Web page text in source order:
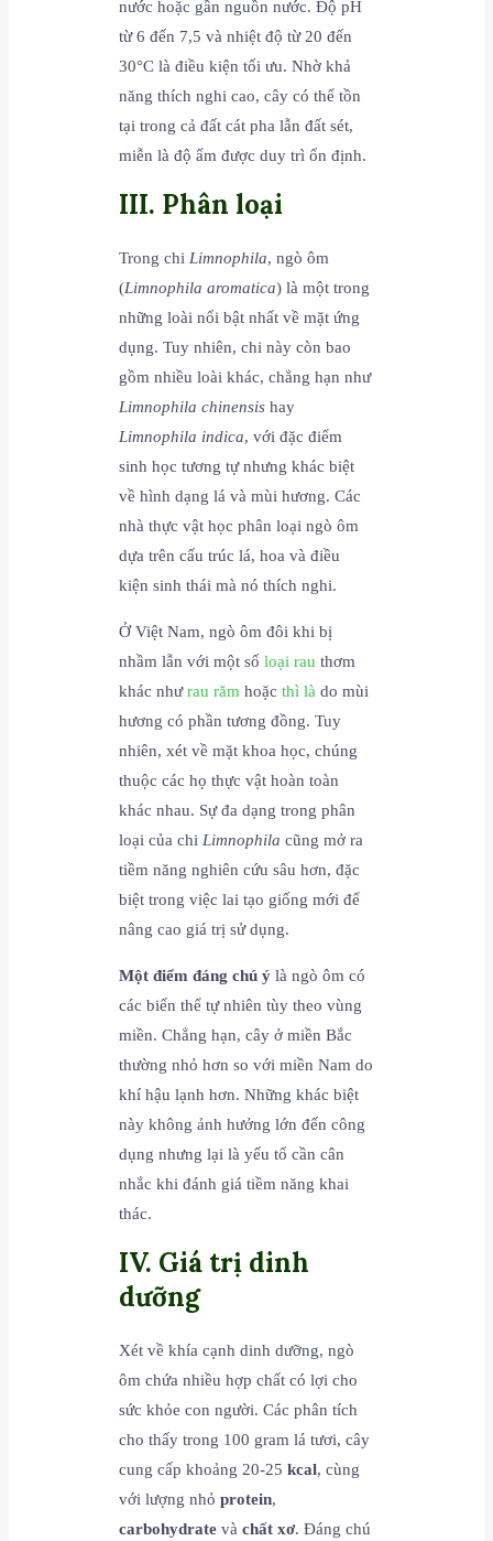
nước hoặc gần nguồn nước. Độ pH
từ 6 đến 7,5 và nhiệt độ từ 20 đến
30°C là điều kiện tối ưu. Nhờ khả
năng thích nghi cao, cây có thể tồn
tại trong cả đất cát pha lẫn đất sét,
miễn là độ ẩm được duy trì ổn định.
III. Phân loại
Trong chi Limnophila, ngò ôm
(Limnophila aromatica) là một trong
những loài nổi bật nhất về mặt ứng
dụng. Tuy nhiên, chi này còn bao
gồm nhiều loài khác, chẳng hạn như
Limnophila chinensis hay
Limnophila indica, với đặc điểm
sinh học tương tự nhưng khác biệt
về hình dạng lá và mùi hương. Các
nhà thực vật học phân loại ngò ôm
dựa trên cấu trúc lá, hoa và điều
kiện sinh thái mà nó thích nghi.
Ở Việt Nam, ngò ôm đôi khi bị
nhầm lẫn với một sốloại rau thơm
khác nhưrau răm hoặcthì là do mùi
hương có phần tương đồng. Tuy
nhiên, xét về mặt khoa học, chúng
thuộc các họ thực vật hoàn toàn
khác nhau. Sự đa dạng trong phân
loại của chi Limnophila cũng mở ra
tiềm năng nghiên cứu sâu hơn, đặc
biệt trong việc lai tạo giống mới để
nâng cao giá trị sử dụng.
Một điểm đáng chú ý là ngò ôm có
các biến thể tự nhiên tùy theo vùng
miền. Chẳng hạn, cây ở miền Bắc
thường nhỏ hơn so với miền Nam do
khí hậu lạnh hơn. Những khác biệt
này không ảnh hưởng lớn đến công
dụng nhưng lại là yếu tố cần cân
nhắc khi đánh giá tiềm năng khai
thác.
IV. Giá trị dinh
dưỡng
Xét về khía cạnh dinh dưỡng, ngò
ôm chứa nhiều hợp chất có lợi cho
sức khỏe con người. Các phân tích
cho thấy trong 100 gram lá tươi, cây
cung cấp khoảng 20-25kcal, cùng
với lượng nhỏprotein,
carbohydrate vàchất xơ. Đáng chú